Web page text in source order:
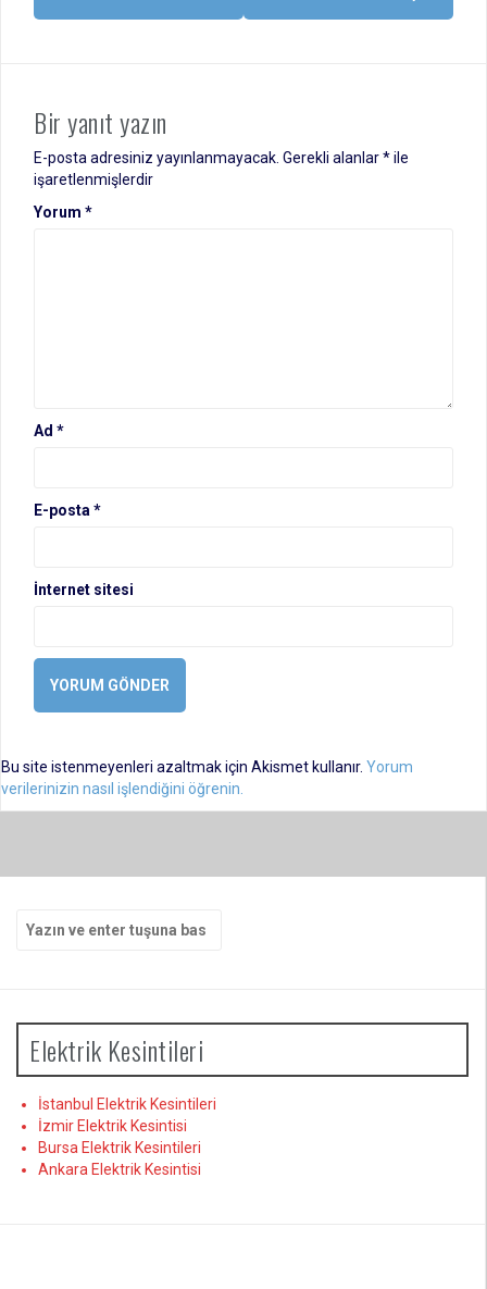
Bir yanıt yazın
E-posta adresiniz yayınlanmayacak. Gerekli alanlar*ile
işaretlenmişlerdir
Yorum *
Ad *
E-posta *
İnternet sitesi
Bu site istenmeyenleri azaltmak için Akismet kullanır. Yorum
verilerinizin nasıl işlendiğini öğrenin.
yap:
Elektrik Kesintileri
İstanbul Elektrik Kesintileri
İzmir Elektrik Kesintisi
Bursa Elektrik Kesintileri
Ankara Elektrik Kesintisi